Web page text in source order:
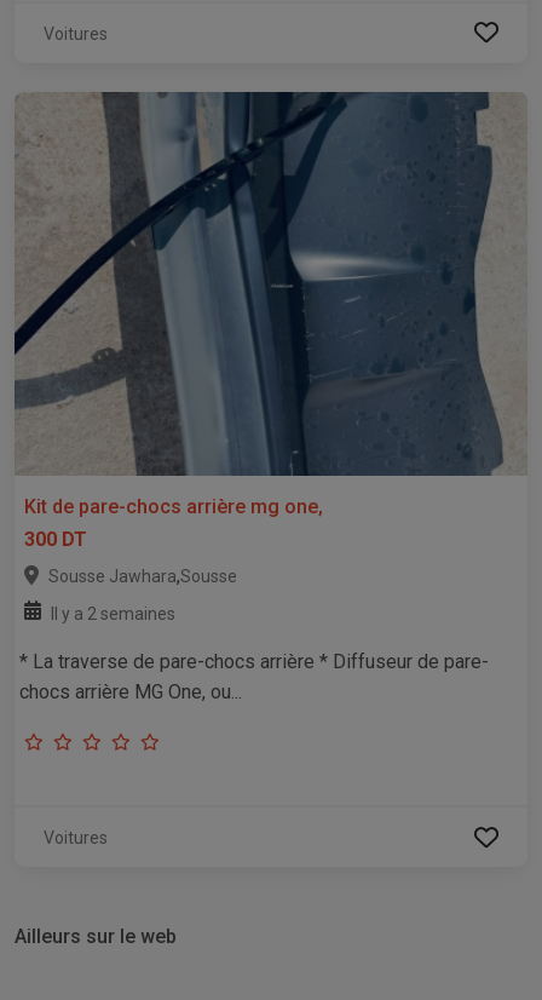
Voitures
Kit de pare-chocs arrière mg one,
300 DT
Sousse Jawhara,Sousse
Il y a 2 semaines
* La traverse de pare-chocs arrière * Diffuseur de pare-
chocs arrière MG One, ou...
Voitures
Ailleurs sur le web